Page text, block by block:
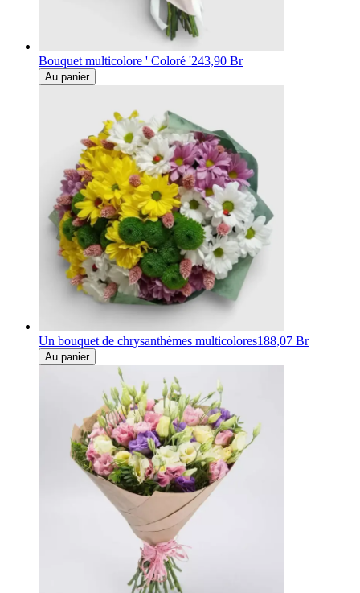
Bouquet multicolore ' Coloré '243,90 Br
Au panier
Un bouquet de chrysanthèmes multicolores188,07 Br
Au panier